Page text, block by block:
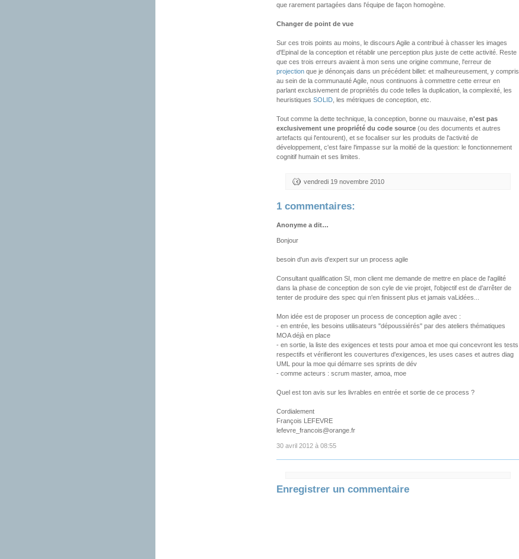
que rarement partagées dans l'équipe de façon homogène.
Changer de point de vue
Sur ces trois points au moins, le discours Agile a contribué à chasser les images
d'Epinal de la conception et rétablir une perception plus juste de cette activité. Reste
que ces trois erreurs avaient à mon sens une origine commune, l'erreur de
projectionque je dénonçais dans un précédent billet: et malheureusement, y compris
au sein de la communauté Agile, nous continuons à commettre cette erreur en
parlant exclusivement de propriétés du code telles la duplication, la complexité, les
heuristiques SOLID, les métriques de conception, etc.
Tout comme la dette technique, la conception, bonne ou mauvaise, n'est pas
exclusivement une propriété du code source(ou des documents et autres
artefacts qui l'entourent), et se focaliser sur les produits de l'activité de
développement, c'est faire l'impasse sur la moitié de la question: le fonctionnement
cognitif humain et ses limites.
vendredi 19 novembre 2010
1 commentaires:
Anonyme a dit…
Bonjour
besoin d'un avis d'expert sur un process agile
Consultant qualification SI, mon client me demande de mettre en place de l'agilité
dans la phase de conception de son cyle de vie projet, l'objectif est de d'arrêter de
tenter de produire des spec qui n'en finissent plus et jamais vaLidées...
Mon idée est de proposer un process de conception agile avec :
- en entrée, les besoins utilisateurs "dépoussiérés" par des ateliers thématiques
MOA déjà en place
- en sortie, la liste des exigences et tests pour amoa et moe qui concevront les tests
respectifs et vérifieront les couvertures d'exigences, les uses cases et autres diag
UML pour la moe qui démarre ses sprints de dév
- comme acteurs : scrum master, amoa, moe
Quel est ton avis sur les livrables en entrée et sortie de ce process ?
Cordialement
François LEFEVRE
lefevre_francois@orange.fr
30 avril 2012 à 08:55
Enregistrer un commentaire